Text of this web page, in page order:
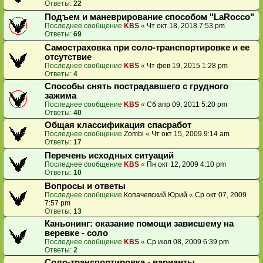
Ответы: 22
Подъем и маневрирование способом "LaRocco"
Последнее сообщение KBS « Чт окт 18, 2018 7:53 pm
Ответы: 69
Самостраховка при соло-транспортировке и ее
отсутствие
Последнее сообщение KBS « Чт фев 19, 2015 1:28 pm
Ответы: 4
Способы снять пострадавшего с грудного
зажима
Последнее сообщение KBS « Сб апр 09, 2011 5:20 pm
Ответы: 40
Общая классификация спасработ
Последнее сообщение Zombi « Чт окт 15, 2009 9:14 am
Ответы: 17
Перечень исходных ситуаций
Последнее сообщение KBS « Пн окт 12, 2009 4:10 pm
Ответы: 10
Вопросы и ответы
Последнее сообщение Копачевский Юрий « Ср окт 07, 2009
7:57 pm
Ответы: 13
Каньонинг: оказание помощи зависшему на
веревке - соло
Последнее сообщение KBS « Ср июл 08, 2009 6:39 pm
Ответы: 2